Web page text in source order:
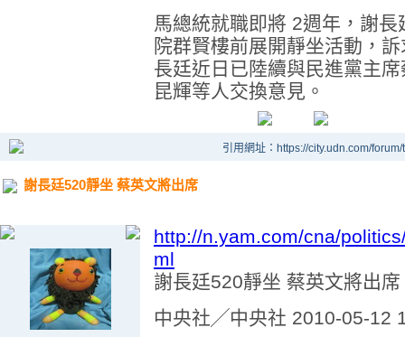
馬總統就職即將 2週年，謝
院群賢樓前展開靜坐活動，
長廷近日已陸續與民進黨主
昆輝等人交換意見。
引用網址：https://city.udn.com/
謝長廷520靜坐 蔡英文將出席
http://n.yam.com/cna/
ml
謝長廷520靜坐 蔡英文將出席
中央社╱中央社 2010-05-12